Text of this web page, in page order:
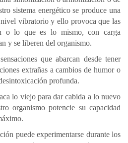
sistema energético se produce una
vibratorio y ello provoca que las
o lo que es lo mismo, con carga
y se liberen del organismo.
que abarcan desde tener
extrañas a cambios de humor o
profunda.
lo viejo para dar cabida a lo nuevo
organismo potencie su capacidad
puede experimentarse durante los